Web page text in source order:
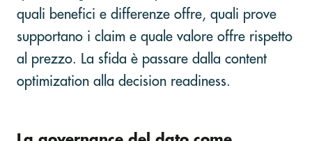
quali benefici e differenze offre, quali prove
supportano i claim e quale valore offre rispetto
al prezzo. La sfida è passare dalla content
optimization alla decision readiness.